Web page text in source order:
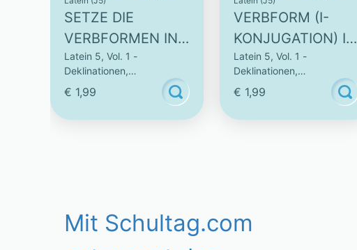
SETZE DIE
VERBFORMEN IN
ANDERE ZEITEN -
5 INTERAKTIVE
AUFGABEN (3)
Latein 5, Vol. 1 -
Deklinationen,
Konjugationen & Vokabeln
€ 1,99
VERBFORM (I-
KONJUGATION) IN
ANDERE ZEITEN -
5 INTERAKTIVE
AUFGABEN (1)
Latein 5, Vol. 1 -
Deklinationen,
Konjugationen & Vokabeln
€ 1,99
Mit Schultag.com